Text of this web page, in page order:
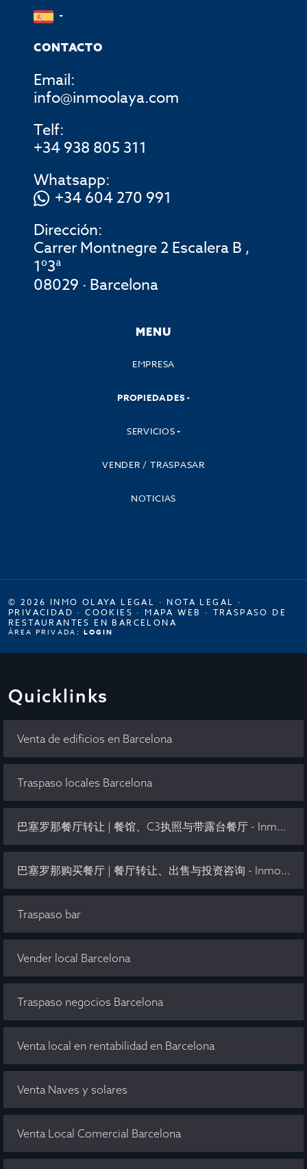
CONTACTO
Email:
info@inmoolaya.com
Telf:
+34 938 805 311
Whatsapp:
+34 604 270 991
Dirección:
Carrer Montnegre 2 Escalera B ,
1º3ª
08029 · Barcelona
MENU
EMPRESA
PROPIEDADES
SERVICIOS
VENDER / TRASPASAR
NOTICIAS
© 2026 INMO OLAYA LEGAL · NOTA LEGAL ·
PRIVACIDAD ·COOKIES · MAPA WEB · TRASPASO DE
RESTAURANTES EN BARCELONA
ÁREA PRIVADA: LOGIN
Quicklinks
Venta de edificios en Barcelona
Traspaso locales Barcelona
巴塞罗那餐厅转让 | 餐馆、C3执照与带露台餐厅 - Inmo Olaya
巴塞罗那购买餐厅 | 餐厅转让、出售与投资咨询 - Inmo Olaya
Traspaso bar
Vender local Barcelona
Traspaso negocios Barcelona
Venta local en rentabilidad en Barcelona
Venta Naves y solares
Venta Local Comercial Barcelona